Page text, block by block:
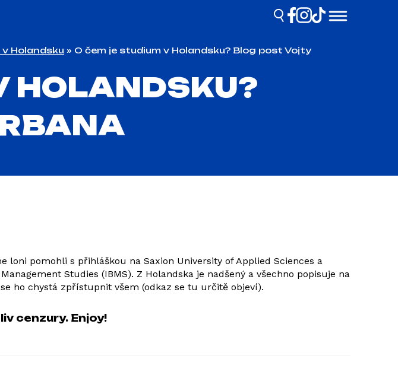
Holandsku » O čem je studium v Holandsku? Blog post Vojty
HOLANDSKU?
loni pomohli s přihláškou na Saxion University of Applied Sciences a
Studies (IBMS). Z Holandska je nadšený a všechno popisuje na
ho chystá zpřístupnit všem (odkaz se tu určitě objeví).
cenzury. Enjoy!